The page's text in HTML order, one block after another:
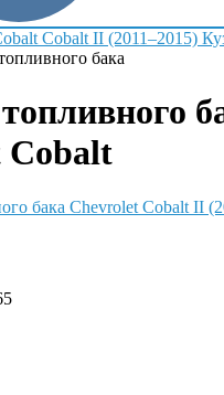
Cobalt II (2011–2015)
бака
Cobalt